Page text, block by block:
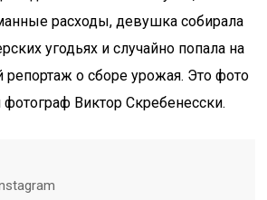
расходы, девушка собирала
угодьях и случайно попала на
репортаж о сборе урожая. Это фото
Виктор Скребенесски.